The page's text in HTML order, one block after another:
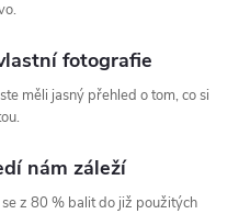
fotografie
měli jasný přehled o tom, co si
nám záleží
z 80 % balit do již použitých